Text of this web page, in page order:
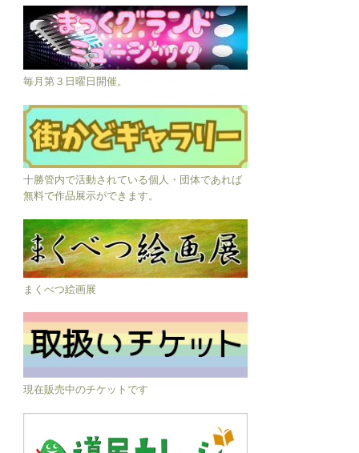
毎月第３日曜日開催。
十勝管内で活動されている個人・団体であれば
無料で作品展示ができます。
まくべつ絵画展
現在販売中のチケットです